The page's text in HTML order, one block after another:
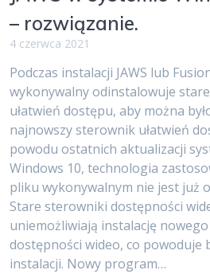
– rozwiązanie.
4 czerwca 2021
Podczas instalacji JAWS lub
wykonywalny odinstalowuje
ułatwień dostępu, aby można
najnowszy sterownik ułatwień
powodu ostatnich aktualizacji
Windows 10, technologia
pliku wykonywalnym nie jest już
Stare sterowniki dostępności
uniemożliwiają instalację
dostępności wideo, co powoduje
instalacji. Nowy program…